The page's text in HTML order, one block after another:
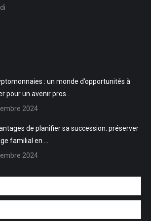
: un monde d’opportunités à
pour un avenir pros…
2024
de planifier sa succession: préserver
familial en …
2024